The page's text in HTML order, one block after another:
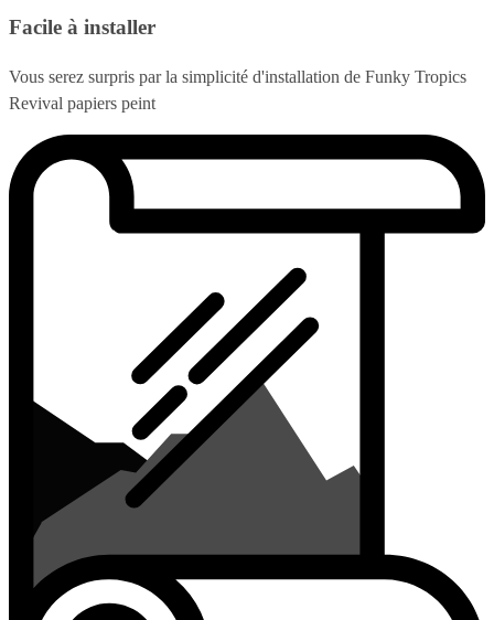
Facile à installer
Vous serez surpris par la simplicité d'installation de Funky Tropics
Revival papiers peint